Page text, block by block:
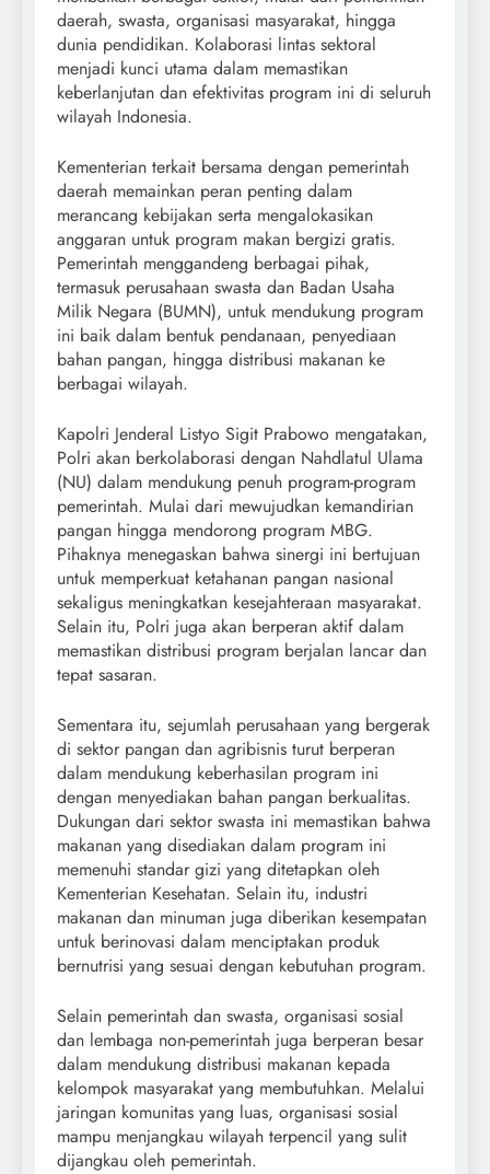
daerah, swasta, organisasi masyarakat, hingga
dunia pendidikan. Kolaborasi lintas sektoral
menjadi kunci utama dalam memastikan
keberlanjutan dan efektivitas program ini di seluruh
wilayah Indonesia.
Kementerian terkait bersama dengan pemerintah
daerah memainkan peran penting dalam
merancang kebijakan serta mengalokasikan
anggaran untuk program makan bergizi gratis.
Pemerintah menggandeng berbagai pihak,
termasuk perusahaan swasta dan Badan Usaha
Milik Negara (BUMN), untuk mendukung program
ini baik dalam bentuk pendanaan, penyediaan
bahan pangan, hingga distribusi makanan ke
berbagai wilayah.
Kapolri Jenderal Listyo Sigit Prabowo mengatakan,
Polri akan berkolaborasi dengan Nahdlatul Ulama
(NU) dalam mendukung penuh program-program
pemerintah. Mulai dari mewujudkan kemandirian
pangan hingga mendorong program MBG.
Pihaknya menegaskan bahwa sinergi ini bertujuan
untuk memperkuat ketahanan pangan nasional
sekaligus meningkatkan kesejahteraan masyarakat.
Selain itu, Polri juga akan berperan aktif dalam
memastikan distribusi program berjalan lancar dan
tepat sasaran.
Sementara itu, sejumlah perusahaan yang bergerak
di sektor pangan dan agribisnis turut berperan
dalam mendukung keberhasilan program ini
dengan menyediakan bahan pangan berkualitas.
Dukungan dari sektor swasta ini memastikan bahwa
makanan yang disediakan dalam program ini
memenuhi standar gizi yang ditetapkan oleh
Kementerian Kesehatan. Selain itu, industri
makanan dan minuman juga diberikan kesempatan
untuk berinovasi dalam menciptakan produk
bernutrisi yang sesuai dengan kebutuhan program.
Selain pemerintah dan swasta, organisasi sosial
dan lembaga non-pemerintah juga berperan besar
dalam mendukung distribusi makanan kepada
kelompok masyarakat yang membutuhkan. Melalui
jaringan komunitas yang luas, organisasi sosial
mampu menjangkau wilayah terpencil yang sulit
dijangkau oleh pemerintah.